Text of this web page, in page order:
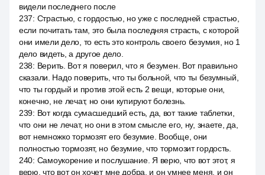
видели последнего после
237: Страстью, с гордостью, но уже с последней страстью,
если почитать там, это была последняя страсть, с которой
они имели дело, то есть это контроль своего безумия, но 1
дело видеть, а другое дело.
238: Верить. Вот я поверил, что я безумен. Вот правильно
сказали. Надо поверить, что ты больной, что ты безумный,
что ты гордый и против этой есть 2 вещи, которые они,
конечно, не лечат, но они купируют болезнь.
239: Вот когда сумасшедший есть, да, вот такие таблетки,
что они не лечат, но они в этом смысле его, ну, знаете, да,
вот немножко тормозят его безумие. Вообще, они
полностью тормозят, но безумие, что тормозит гордость.
240: Самоукорение и послушание. Я верю, что вот этот, я
верю, что вот он хочет мне добра, и он умнее меня, и он